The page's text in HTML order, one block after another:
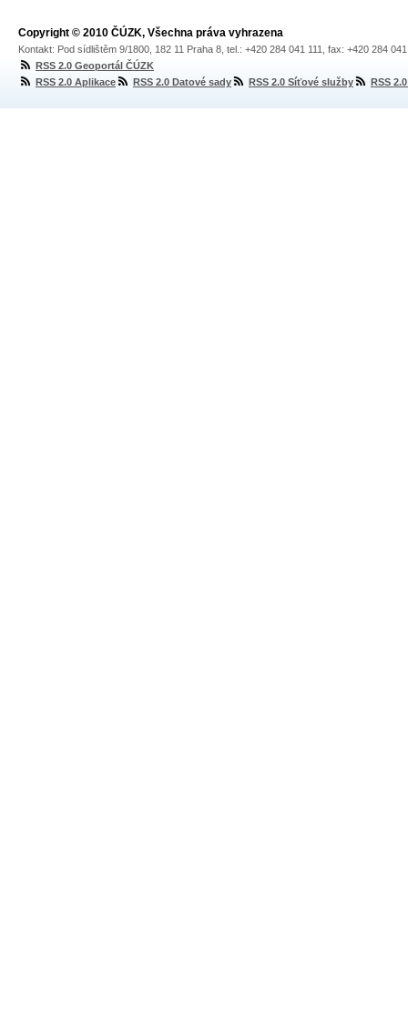
Copyright © 2010 ČÚZK, Všechna práva vyhrazena
Kontakt: Pod sídlištěm 9/1800, 182 11 Praha 8, tel.: +420 284 041 111, fax: +420 284
RSS 2.0 Geoportál ČÚZK
RSS 2.0 Aplikace
RSS 2.0 Datové sady RSS 2.0 Síťové služby RSS